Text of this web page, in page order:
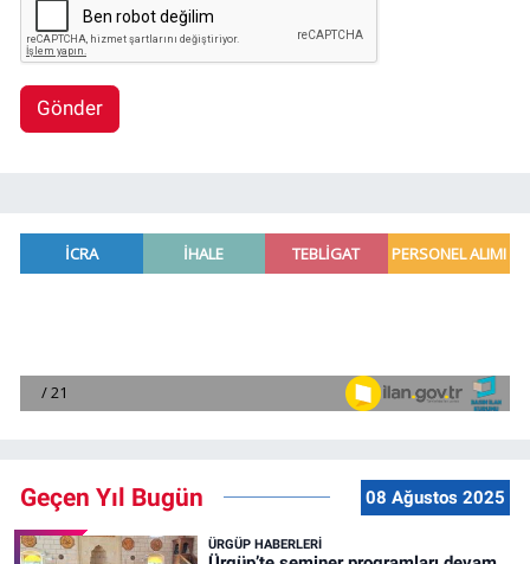
Gönder
Geçen Yıl Bugün 08 Ağustos 2025
ÜRGÜP HABERLERI